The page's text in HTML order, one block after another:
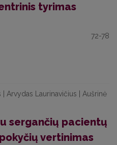
tyrimas
72-78
| Arvydas Laurinavičius | Aušrinė
sergančių pacientų
vertinimas